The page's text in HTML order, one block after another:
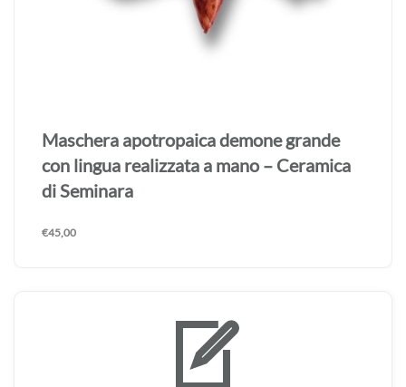
Maschera apotropaica demone grande
con lingua realizzata a mano – Ceramica
di Seminara
€45,00